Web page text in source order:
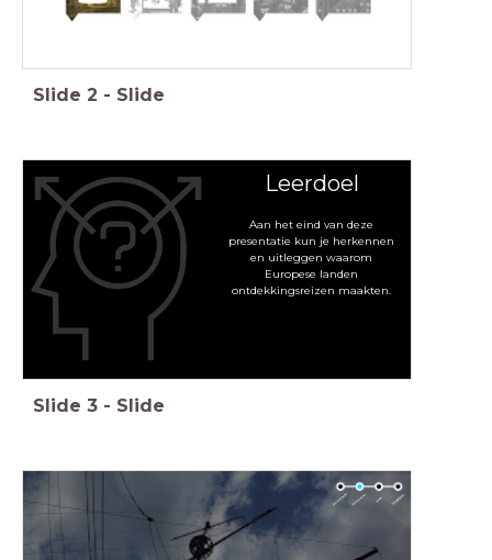
Slide 2 - Slide
Leerdoel
Aan het eind van deze
presentatie kun je herkennen
en uitleggen waarom
Europese landen
ontdekkingsreizen maakten.
Slide 3 - Slide